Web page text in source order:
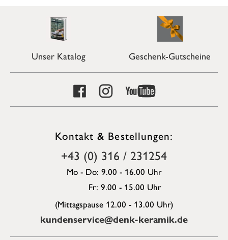
Unser Katalog Geschenk-Gutscheine
Kontakt & Bestellungen:
+43 (0) 316 / 231254
Mo - Do: 9.00 - 16.00 Uhr
Fr: 9.00 - 15.00 Uhr
(Mittagspause 12.00 - 13.00 Uhr)
kundenservice@denk-keramik.de